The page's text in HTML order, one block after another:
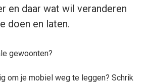
en daar wat wil veranderen
doen en laten.
gewoonten?
om je mobiel weg te leggen? Schrik